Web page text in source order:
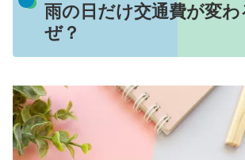
雨の日だけ交通費が変
ぜ？